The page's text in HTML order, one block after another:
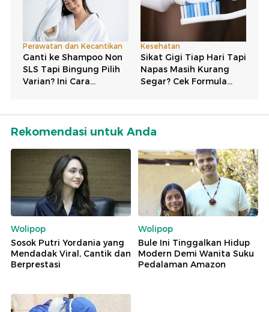
Rekomendasi untuk Anda
Wolipop
Sosok Putri Yordania yang
Mendadak Viral, Cantik dan
Berprestasi
Wolipop
Bule Ini Tinggalkan Hidup
Modern Demi Wanita Suku
Pedalaman Amazon